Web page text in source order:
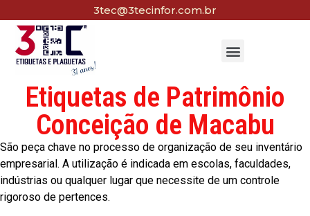
3tec@3tecinfor.com.br
Etiquetas de Patrimônio
Conceição de Macabu
São peça chave no processo de organização de seu inventário
empresarial. A utilização é indicada em escolas, faculdades,
indústrias ou qualquer lugar que necessite de um controle
rigoroso de pertences.